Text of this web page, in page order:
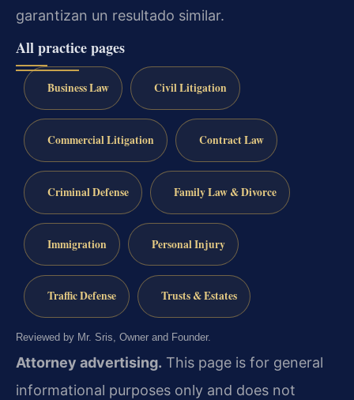
garantizan un resultado similar.
All practice pages
Business Law Civil Litigation
Commercial Litigation Contract Law
Criminal Defense Family Law & Divorce
Immigration Personal Injury
Traffic Defense Trusts & Estates
Reviewed by Mr. Sris, Owner and Founder.
Attorney advertising. This page is for general
informational purposes only and does not